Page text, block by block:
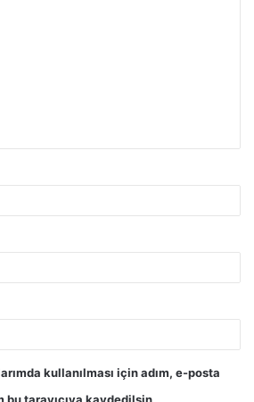
kullanılması için adım, e-posta
tarayıcıya kaydedilsin.